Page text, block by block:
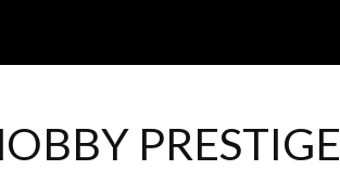
PRESTIGE